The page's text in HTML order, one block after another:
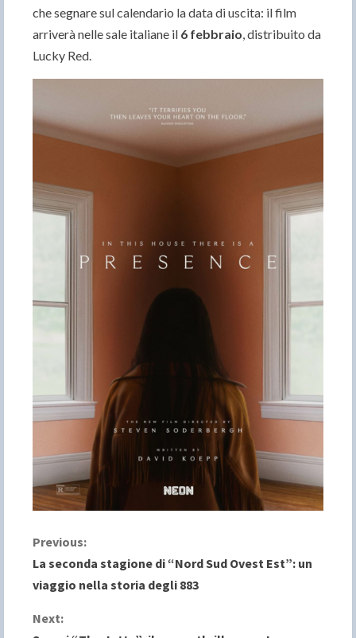
che segnare sul calendario la data di uscita: il film
arriverà nelle sale italiane il 6 febbraio, distribuito da
Lucky Red.
C
o
n
Previous:
La seconda stagione di “Nord Sud Ovest Est”: un
viaggio nella storia degli 883
Next: